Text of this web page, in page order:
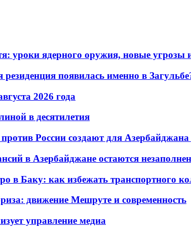
уроки ядерного оружия, новые угрозы
резиденция появилась именно в
2026 года
в десятилетия
России создают для Азербайджана
в Азербайджане остаются
в Баку: как избежать транспортного
движение Мешруте и современность
управление медиа